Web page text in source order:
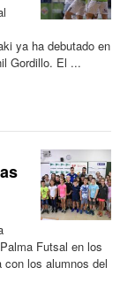
ya ha debutado en
Gordillo. El ...
Futsal en los
los alumnos del